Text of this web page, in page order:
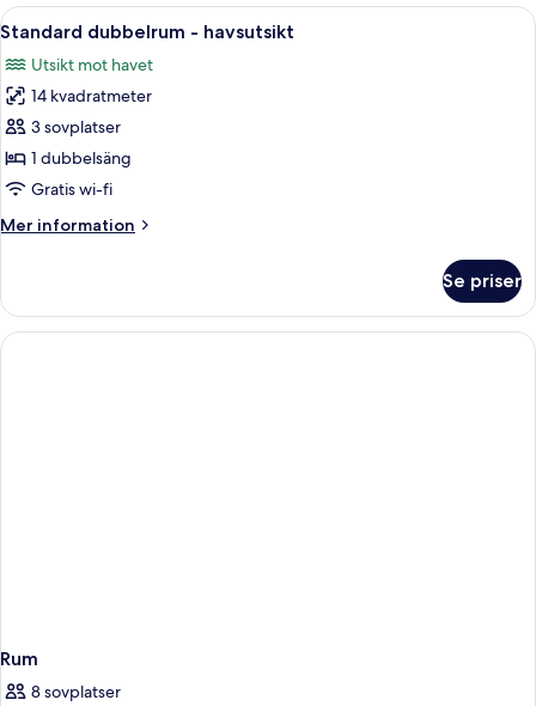
Öppna
alla
foton
för
Standard
dubbelrum
-
Ett sovrum med en säng, ett
2
Standard dubbelrum - havsutsikt
Utsikt mot havet
14 kvadratmeter
3 sovplatser
1 dubbelsäng
Gratis wi-fi
Mer information
Mer
dubbelrum
havsutsikt
Se priser
Rum
8 sovplatser